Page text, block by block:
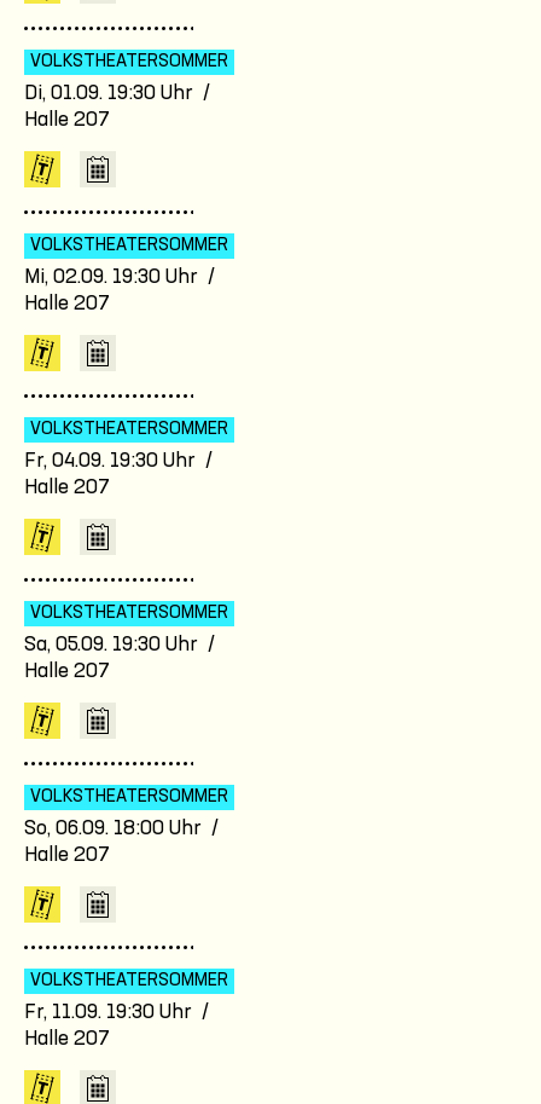
VOLKSTHEATER­SOMMER
Di, 01.09. 19:30 Uhr /
Halle 207
VOLKSTHEATER­SOMMER
Mi, 02.09. 19:30 Uhr /
Halle 207
VOLKSTHEATER­SOMMER
Fr, 04.09. 19:30 Uhr /
Halle 207
VOLKSTHEATER­SOMMER
Sa, 05.09. 19:30 Uhr /
Halle 207
VOLKSTHEATER­SOMMER
So, 06.09. 18:00 Uhr /
Halle 207
VOLKSTHEATER­SOMMER
Fr, 11.09. 19:30 Uhr /
Halle 207